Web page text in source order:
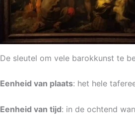
De sleutel om vele barokkunst te
Eenheid van plaats: het hele
Eenheid van tijd: in de ochtend